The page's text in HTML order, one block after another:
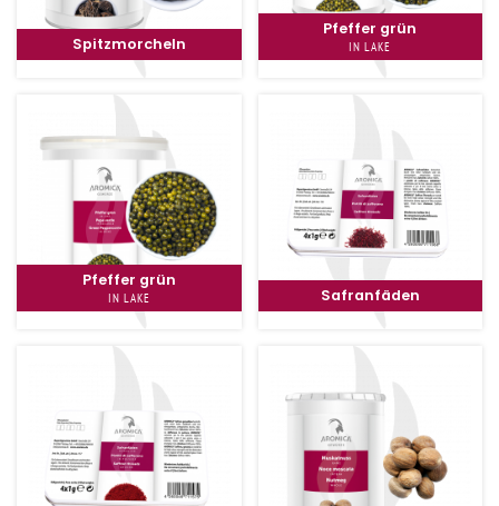
Spitzmorcheln
Pfeffer grün
IN LAKE
Pfeffer grün
IN LAKE Safranfäden